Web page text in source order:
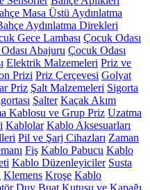
Masa Üstü Aydınlatma
Aydınlatma Direkleri
Gece Lambası Çocuk Odası
Abajuru Çocuk Odası
Elektrik Malzemeleri Priz ve
Prizi Priz Çerçevesi Golyat
Priz Şalt Malzemeleri Sigorta
Şalter Kaçak Akım
Kablosu ve Grup Priz Uzatma
Kablolar Kablo Aksesuarları
Pil ve Şarj Cihazları Zaman
Fiş Kablo Pabucu Kablo
Kablo Düzenleyiciler Susta
Klemens Kroşe Kablo
Duy Buat Kutusu ve Kapağı